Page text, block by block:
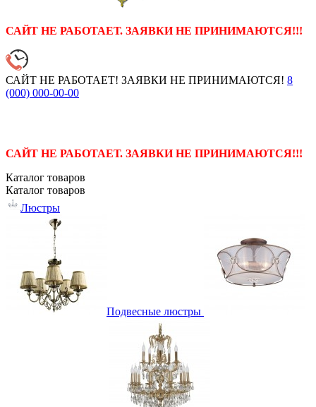
САЙТ НЕ РАБОТАЕТ. ЗАЯВКИ НЕ ПРИНИМАЮТСЯ!!!
САЙТ НЕ РАБОТАЕТ! ЗАЯВКИ НЕ ПРИНИМАЮТСЯ! 8
(000) 000-00-00
САЙТ НЕ РАБОТАЕТ. ЗАЯВКИ НЕ ПРИНИМАЮТСЯ!!!
Каталог товаров
Каталог товаров
Люстры
Подвесные люстры